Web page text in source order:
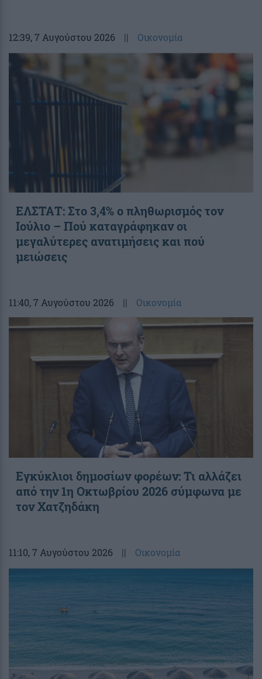
12:39, 7 Αυγούστου 2026 || Οικονομία
ΕΛΣΤΑΤ: Στο 3,4% ο πληθωρισμός τον
Ιούλιο – Πού καταγράφηκαν οι
μεγαλύτερες ανατιμήσεις και πού
μειώσεις
11:40, 7 Αυγούστου 2026 || Οικονομία
Εγκύκλιοι δημοσίων φορέων: Τι αλλάζει
από την 1η Οκτωβρίου 2026 σύμφωνα με
τον Χατζηδάκη
11:10, 7 Αυγούστου 2026 || Οικονομία